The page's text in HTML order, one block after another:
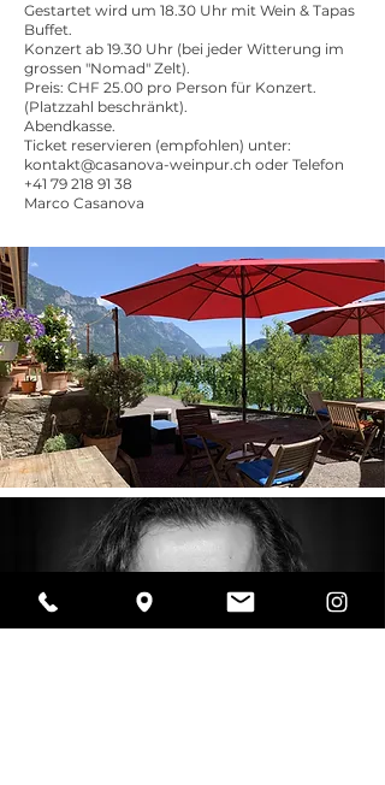
Gestartet wird um 18.30 Uhr mit Wein & Tapas
Buffet.
Konzert ab 19.30 Uhr (bei jeder Witterung im
grossen "Nomad" Zelt).
Preis: CHF 25.00 pro Person für Konzert.
(Platzzahl beschränkt).
Abendkasse.
Ticket reservieren (empfohlen) unter:
kontakt@casanova-weinpur.ch oder Telefon
+41 79 218 91 38
Marco Casanova